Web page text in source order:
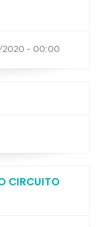
- 00:00
CIRCUITO